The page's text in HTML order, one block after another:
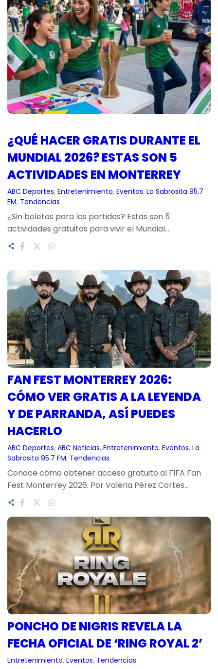
¿QUÉ HACER GRATIS DURANTE EL
MUNDIAL 2026? ESTAS SON 5
ACTIVIDADES EN MONTERREY
ABC Deportes, Entretenimiento, Eventos, La Sabrosita 95.7
FM, Tendencias
¿Sin boletos para los partidos? Estas son 5
actividades gratuitas para vivir el Mundial…
FAN FEST MONTERREY 2026:
CÓMO VER GRATIS A LA LEYENDA
Y DE PARRANDA, ASÍ PUEDES
HACERLO
ABC Deportes, ABC Noticias, Entretenimiento, Eventos, La
Sabrosita 95.7 FM, Tendencias
Conoce cómo obtener acceso gratuito al FIFA Fan
Fest Monterrey 2026. Por Valeria Pérez Cortes…
PONCHO DE NIGRIS REVELA LA
FECHA OFICIAL DE ‘RING ROYAL 2’
Entretenimiento, Eventos, Tendencias